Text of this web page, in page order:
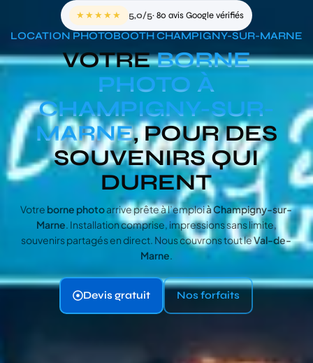
★★★★★ 5,0/5· 80 avis Google vérifiés
LOCATION PHOTOBOOTH CHAMPIGNY-SUR-MARNE
VOTREBORNE
PHOTO À
CHAMPIGNY-SUR-
MARNE, POUR DES
SOUVENIRS QUI
DURENT
Votre borne photoarrive prête à l’emploià Champigny-sur-
Marne. Installation comprise, impressions sans limite,
souvenirs partagés en direct. Nous couvrons tout leVal-de-
Marne.
Devis gratuit Nos forfaits